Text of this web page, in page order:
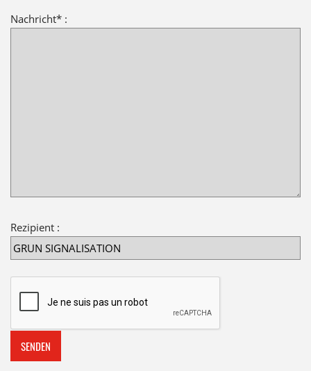
Nachricht* :
Rezipient :